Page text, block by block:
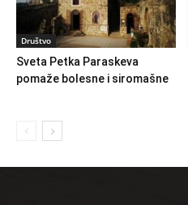
Društvo
Sveta Petka Paraskeva
pomaže bolesne i siromašne